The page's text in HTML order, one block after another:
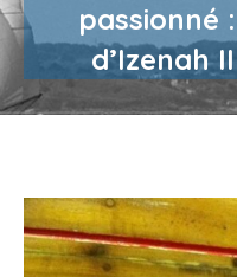
passionné
d’Izenah